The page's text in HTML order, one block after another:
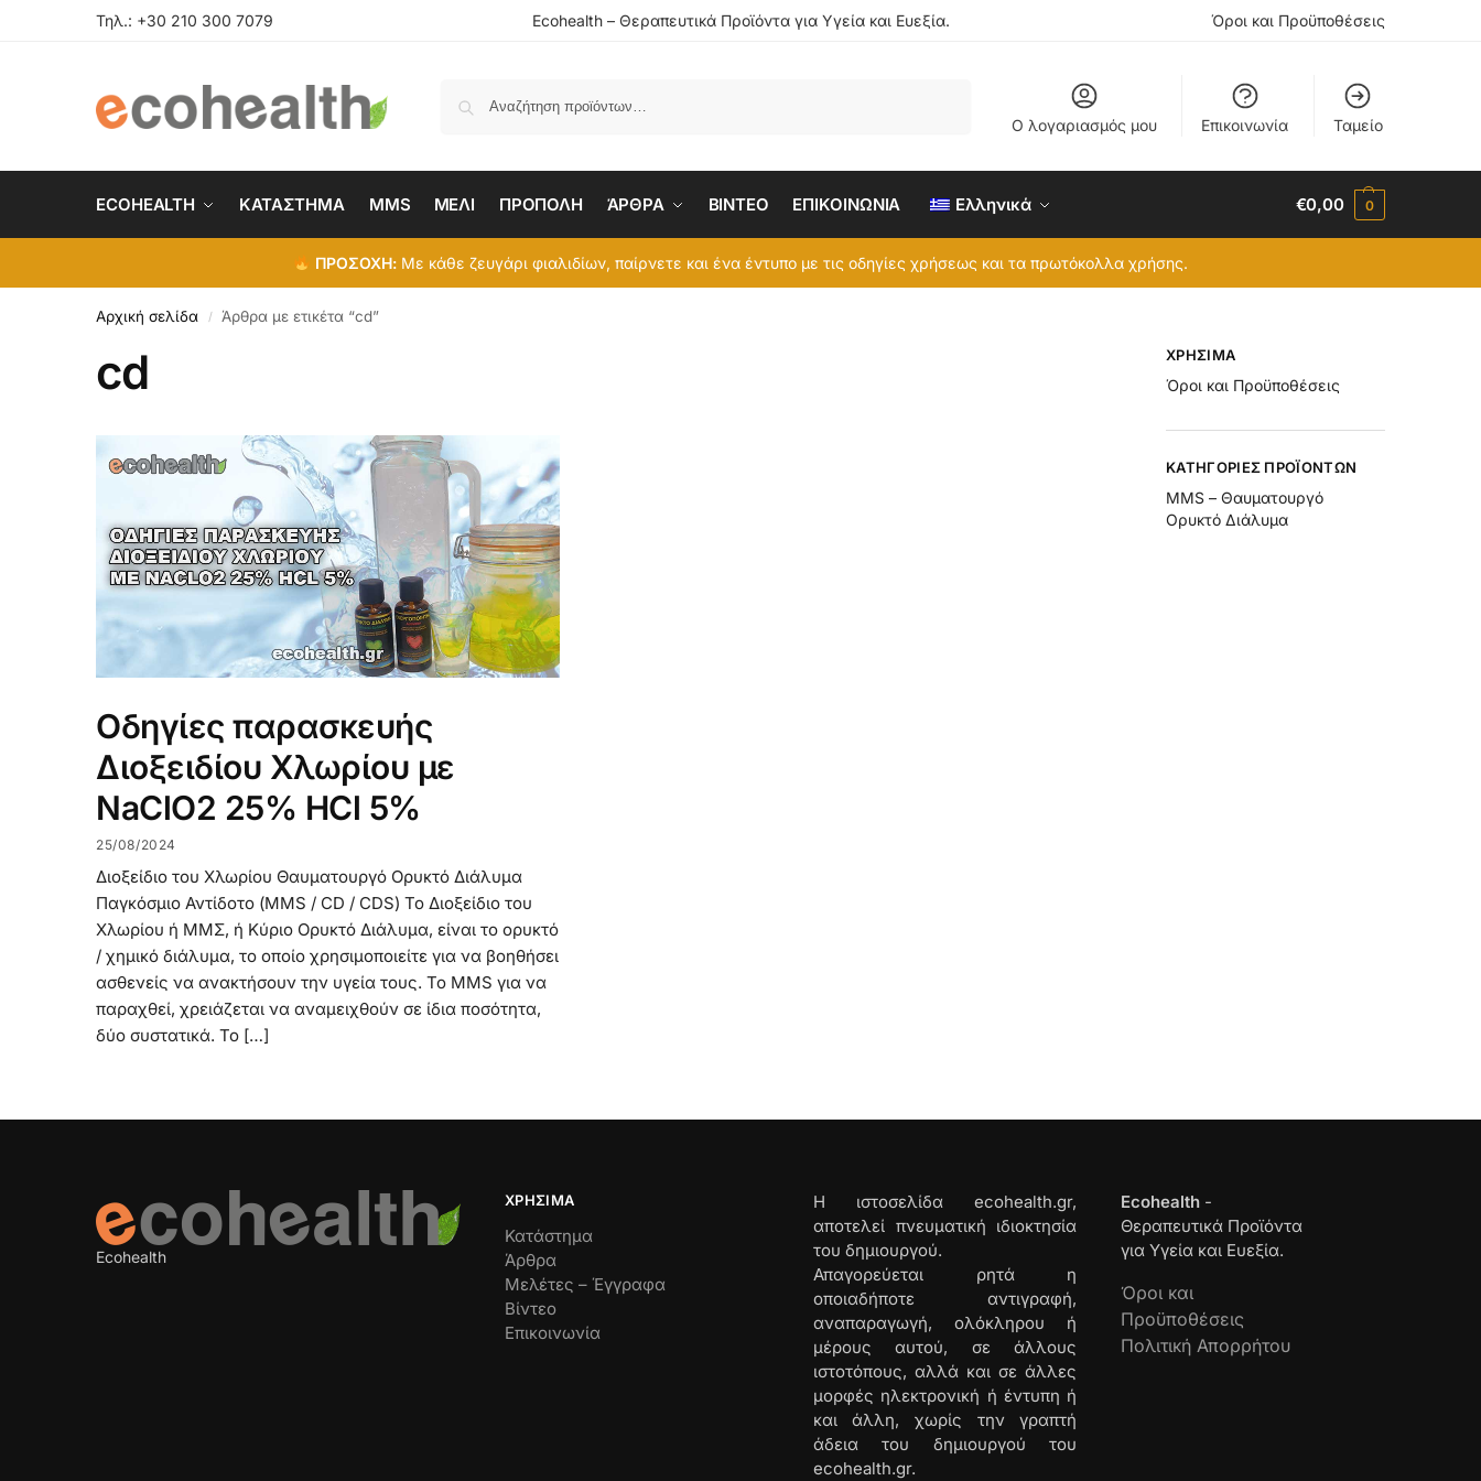
Τηλ.: +30 210 300 7079 Ecohealth – Θεραπευτικά Προϊόντα για Υγεία και Ευεξία. Όροι και Προϋποθέσεις
Ο λογαριασμός μου Επικοινωνία Ταμείο
ECOHEALTH ΚΑΤΑΣΤΗΜΑ MMS ΜΕΛΙ ΠΡΟΠΟΛΗ ΆΡΘΡΑ BINTEO ΕΠΙΚΟΙΝΩΝΙΑ Ελληνικά €0,00 0
ΠΡΟΣΟΧΗ:Με κάθε ζευγάρι φιαλιδίων, παίρνετε και ένα έντυπο με τις οδηγίες χρήσεως και τα πρωτόκολλα χρήσης.
Αρχική σελίδα / Άρθρα με ετικέτα “cd”
cd
Οδηγίες παρασκευής
Διοξειδίου Χλωρίου με
NaClO2 25% HCl 5%
25/08/2024
Διοξείδιο του Χλωρίου Θαυματουργό Ορυκτό Διάλυμα
Παγκόσμιο Αντίδοτο (MMS / CD / CDS) To Διοξείδιο του
Χλωρίου ή ΜΜΣ, ή Κύριο Ορυκτό Διάλυμα, είναι το ορυκτό
/ χημικό διάλυμα, το οποίο χρησιμοποιείτε για να βοηθήσει
ασθενείς να ανακτήσουν την υγεία τους. Το MMS για να
παραχθεί, χρειάζεται να αναμειχθούν σε ίδια ποσότητα,
δύο συστατικά. Το […]
ΧΡΉΣΙΜΑ
Όροι και Προϋποθέσεις
ΚΑΤΗΓΟΡΊΕΣ ΠΡΟΪΌΝΤΩΝ
MMS – Θαυματουργό
Ορυκτό Διάλυμα
Ecohealth
ΧΡΉΣΙΜΑ
Κατάστημα
Άρθρα
Μελέτες – Έγγραφα
Βίντεο
Επικοινωνία
Η ιστοσελίδα ecohealth.gr,
αποτελεί πνευματική ιδιοκτησία
του δημιουργού.
Απαγορεύεται ρητά η
οποιαδήποτε αντιγραφή,
αναπαραγωγή, ολόκληρου ή
μέρους αυτού, σε άλλους
ιστοτόπους, αλλά και σε άλλες
μορφές ηλεκτρονική ή έντυπη ή
και άλλη, χωρίς την γραπτή
άδεια του δημιουργού του
ecohealth.gr.
Ecohealth -
Θεραπευτικά Προϊόντα
για Υγεία και Ευεξία.
Όροι και
Προϋποθέσεις
Πολιτική Απορρήτου